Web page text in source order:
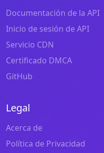
Documentación de la API
Inicio de sesión de API
Servicio CDN
Certificado DMCA
GitHub
Legal
Acerca de
Política de Privacidad